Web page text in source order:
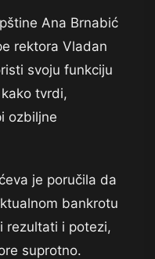
Ana Brnabić
rektora Vladan
svoju funkciju
tvrdi,
ozbiljne
je poručila da
bankrotu
rezultati i potezi,
suprotno.